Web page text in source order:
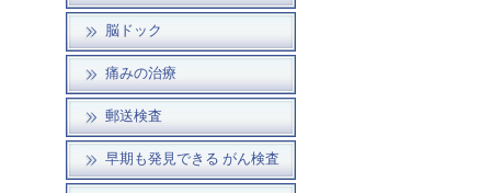
脳ドック
痛みの治療
郵送検査
早期も発見できる がん検査